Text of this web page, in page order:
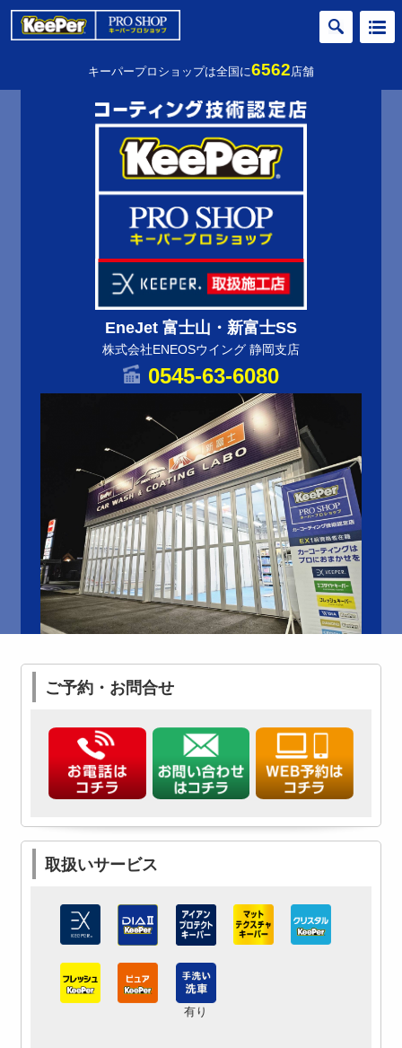
キーパープロショップは全国に6562店舗
EneJet 富士山・新富士SS
株式会社ENEOSウイング 静岡支店
0545-63-6080
ご予約・お問合せ
取扱いサービス
有り